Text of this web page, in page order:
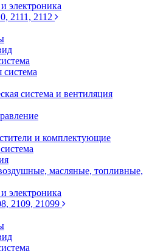
электроника
2111, 2112
система и вентиляция
и комплектующие
масляные, топливные,
электроника
2109, 21099